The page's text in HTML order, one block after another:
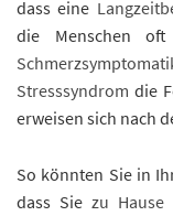
dass eine
die Menschen
Stresssyndrom die
erweisen sich nach
So könnten Sie in
dass Sie zu Hause